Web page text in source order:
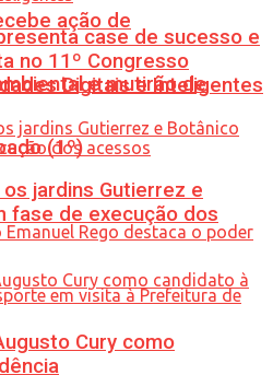
ação de
e mutirão de
(1º)
case de sucesso e
no 11º Congresso
Digitais e Inteligentes
jardins Gutierrez e
fase de execução dos
Cury como